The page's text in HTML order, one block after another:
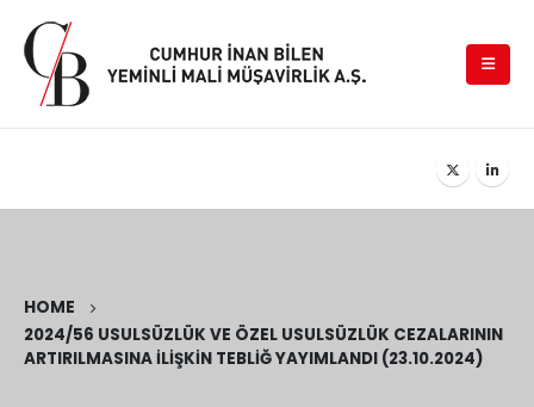
HOME
2024/56 USULSÜZLÜK VE ÖZEL USULSÜZLÜK CEZALARININ
ARTIRILMASINA İLIŞKIN TEBLIĞ YAYIMLANDI (23.10.2024)